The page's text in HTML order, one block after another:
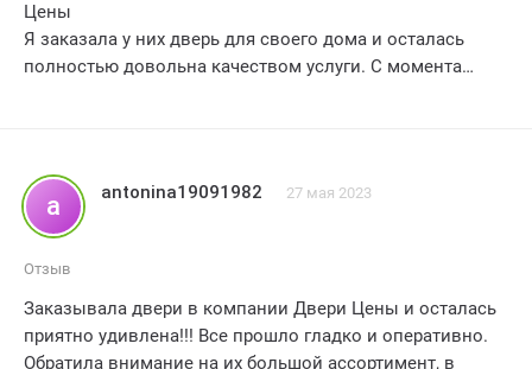
Цены
Я заказала у них дверь для своего дома и осталась
полностью довольна качеством услуги. С момента
Сотрудники компании были очень вежливы и
профессиональны. Они помогли мне выбрать
подходящую модель двери и ответили на все мои
лучшее решение.
a antonina19091982 27 мая 2023
Отзыв
Заказывала двери в компании Двери Цены и осталась
приятно удивлена!!! Все прошло гладко и оперативно.
Обратила внимание на их большой ассортимент, в